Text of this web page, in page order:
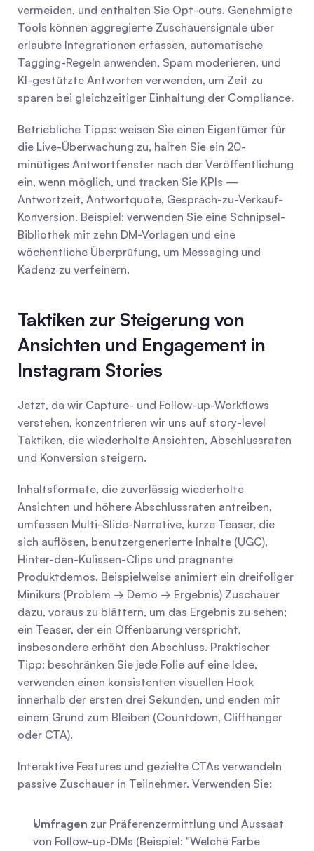
vermeiden, und enthalten Sie Opt-outs. Genehmigte
Tools können aggregierte Zuschauersignale über
erlaubte Integrationen erfassen, automatische
Tagging-Regeln anwenden, Spam moderieren, und
KI-gestützte Antworten verwenden, um Zeit zu
sparen bei gleichzeitiger Einhaltung der Compliance.
Betriebliche Tipps: weisen Sie einen Eigentümer für
die Live-Überwachung zu, halten Sie ein 20-
minütiges Antwortfenster nach der Veröffentlichung
ein, wenn möglich, und tracken Sie KPIs —
Antwortzeit, Antwortquote, Gespräch-zu-Verkauf-
Konversion. Beispiel: verwenden Sie eine Schnipsel-
Bibliothek mit zehn DM-Vorlagen und eine
wöchentliche Überprüfung, um Messaging und
Kadenz zu verfeinern.
Taktiken zur Steigerung von
Ansichten und Engagement in
Instagram Stories
Jetzt, da wir Capture- und Follow-up-Workflows
verstehen, konzentrieren wir uns auf story-level
Taktiken, die wiederholte Ansichten, Abschlussraten
und Konversion steigern.
Inhaltsformate, die zuverlässig wiederholte
Ansichten und höhere Abschlussraten antreiben,
umfassen Multi-Slide-Narrative, kurze Teaser, die
sich auflösen, benutzergenerierte Inhalte (UGC),
Hinter-den-Kulissen-Clips und prägnante
Produktdemos. Beispielweise animiert ein dreifoliger
Minikurs (Problem → Demo → Ergebnis) Zuschauer
dazu, voraus zu blättern, um das Ergebnis zu sehen;
ein Teaser, der ein Offenbarung verspricht,
insbesondere erhöht den Abschluss. Praktischer
Tipp: beschränken Sie jede Folie auf eine Idee,
verwenden einen konsistenten visuellen Hook
innerhalb der ersten drei Sekunden, und enden mit
einem Grund zum Bleiben (Countdown, Cliffhanger
oder CTA).
Interaktive Features und gezielte CTAs verwandeln
passive Zuschauer in Teilnehmer. Verwenden Sie:
Umfragen zur Präferenzermittlung und Aussaat
von Follow-up-DMs (Beispiel: "Welche Farbe